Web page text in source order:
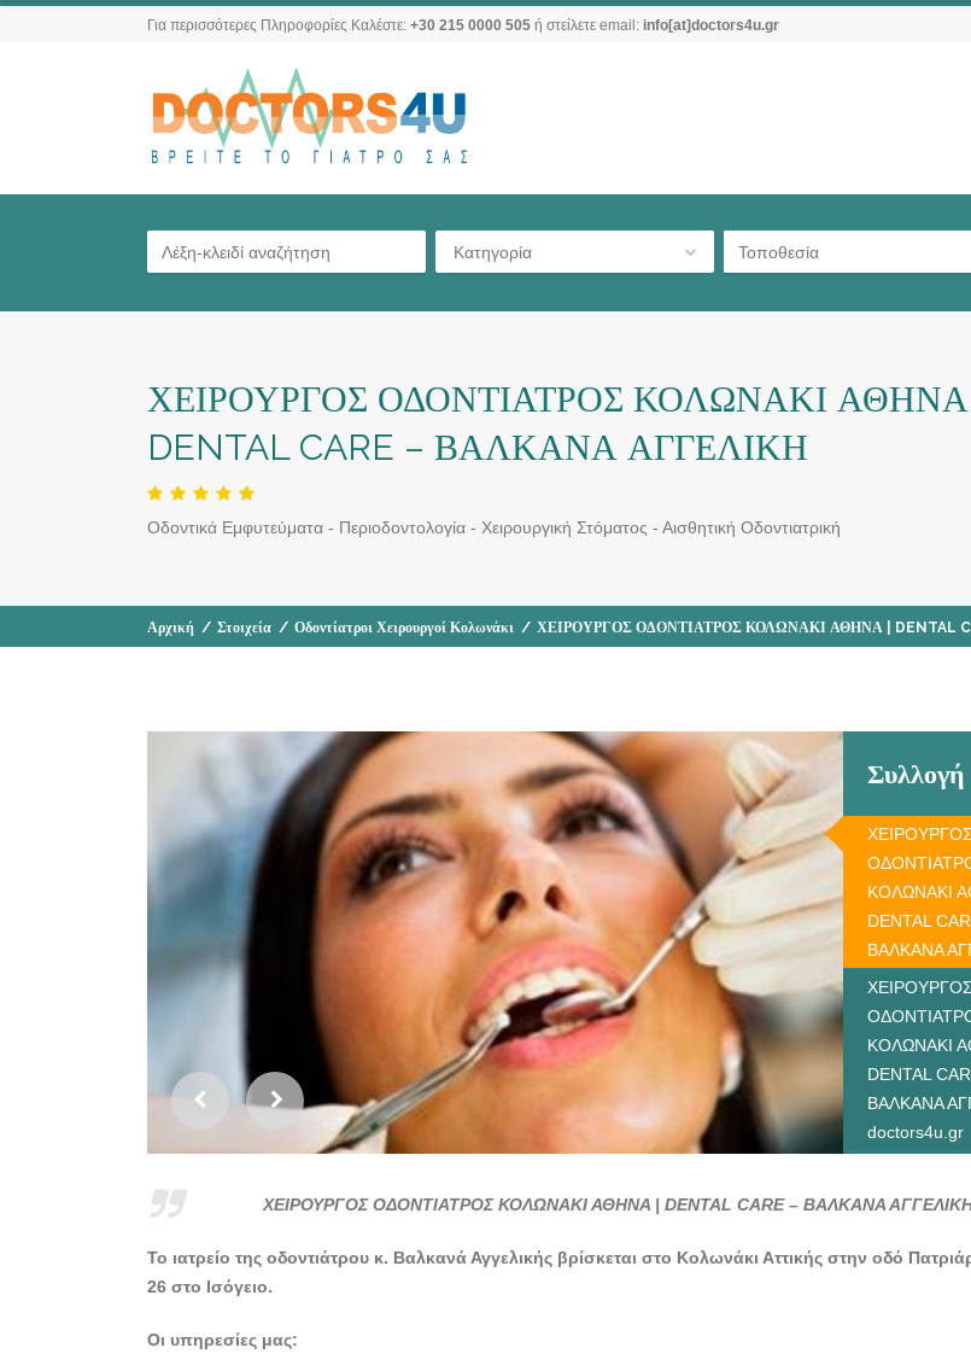
Για περισσότερες Πληροφορίες Καλέστε: +30 215 0000 505 ή στείλετε email: info[at]doctors4u.gr
Κατηγορία
ΧΕΙΡΟΥΡΓΟΣ ΟΔΟΝΤΙΑΤΡΟΣ ΚΟΛΩΝΑΚΙ ΑΘΗΝΑ |
DENTAL CARE – ΒΑΛΚΑΝΑ ΑΓΓΕΛΙΚΗ
Οδοντικά Εμφυτεύματα - Περιοδοντολογία - Χειρουργική Στόματος - Αισθητική Οδοντιατρική
Αρχική / Στοιχεία / Οδοντίατροι Χειρουργοί Κολωνάκι / ΧΕΙΡΟΥΡΓΟΣ ΟΔΟΝΤΙΑΤΡΟΣ ΚΟΛΩΝΑΚΙ ΑΘΗΝΑ | DENTAL
ΧΕΙΡΟΥΡΓΟΣ
ΚΟΛΩΝΑΚΙ
DENTAL
ΒΑΛΚΑΝΑ
ΧΕΙΡΟΥΡΓΟΣ
ΚΟΛΩΝΑΚΙ
DENTAL
ΒΑΛΚΑΝΑ
doctors4u.gr
DENTAL
ΧΕΙΡΟΥΡΓΟΣ ΟΔΟΝΤΙΑΤΡΟΣ ΚΟΛΩΝΑΚΙ ΑΘΗΝΑ | DENTAL CARE – ΒΑΛΚΑΝΑ
Το ιατρείο της οδοντιάτρου κ. Βαλκανά Αγγελικής βρίσκεται στο Κολωνάκι Αττικής στην οδό
26 στο Ισόγειο.
Οι υπηρεσίες μας: